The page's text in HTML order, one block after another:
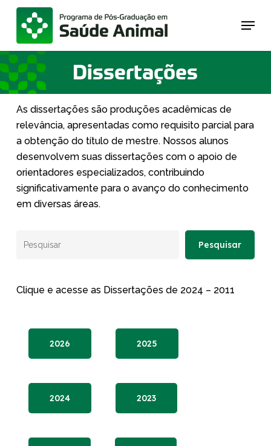
Skip
content
Menu
Dissertações
As dissertações são produções acadêmicas de
relevância, apresentadas como requisito parcial para
a obtenção do título de mestre. Nossos alunos
desenvolvem suas dissertações com o apoio de
orientadores especializados, contribuindo
significativamente para o avanço do conhecimento
em diversas áreas.
Pesquisar
Clique e acesse as Dissertações de 2024 – 2011
2026 2025
2024 2023